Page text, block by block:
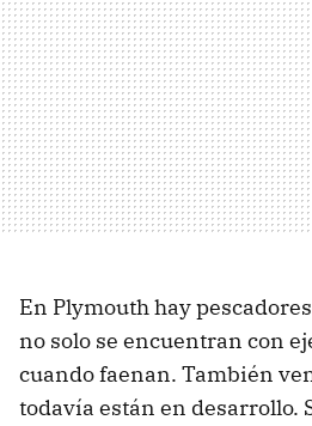
En Plymouth hay
no solo se encuentran con
cuando faenan. También
todavía están en desarrollo.